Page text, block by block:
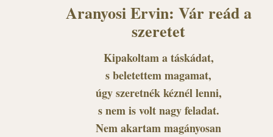
Aranyosi Ervin: Vár reád a
szeretet
Kipakoltam a táskádat,
s beletettem magamat,
úgy szeretnék kéznél lenni,
s nem is volt nagy feladat.
Nem akartam magányosan